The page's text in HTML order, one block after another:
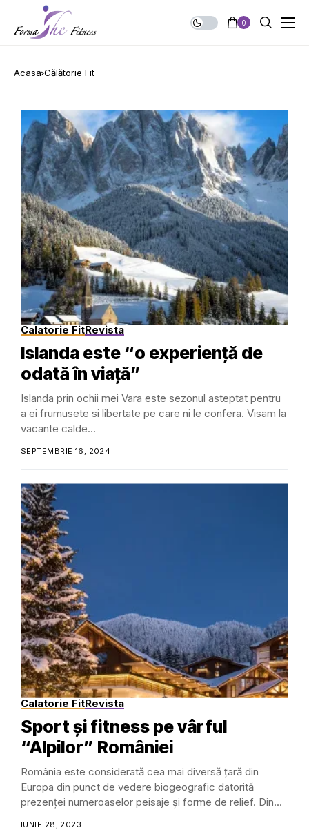
0
Acasa Călătorie Fit
Calatorie FitRevista
Islanda este “o experiență de
odată în viață”
Islanda prin ochii mei Vara este sezonul asteptat pentru
a ei frumusete si libertate pe care ni le confera. Visam la
vacante calde...
SEPTEMBRIE 16, 2024
Calatorie FitRevista
Sport și fitness pe vârful
“Alpilor” României
România este considerată cea mai diversă țară din
Europa din punct de vedere biogeografic datorită
prezenței numeroaselor peisaje și forme de relief. Din...
IUNIE 28, 2023